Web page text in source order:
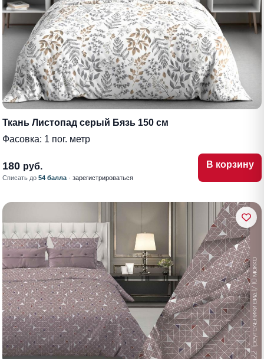
Ткань Листопад серый Бязь 150 см
Фасовка: 1 пог. метр
180 руб.
Списать до 54 балла · зарегистрироваться
В корзину